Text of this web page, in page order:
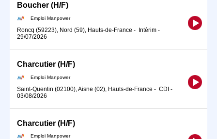
Boucher (H/F)
Emploi Manpower
Roncq (59223), Nord (59), Hauts-de-France - Intérim -
29/07/2026
Charcutier (H/F)
Emploi Manpower
Saint-Quentin (02100), Aisne (02), Hauts-de-France - CDI -
03/08/2026
Charcutier (H/F)
Emploi Manpower